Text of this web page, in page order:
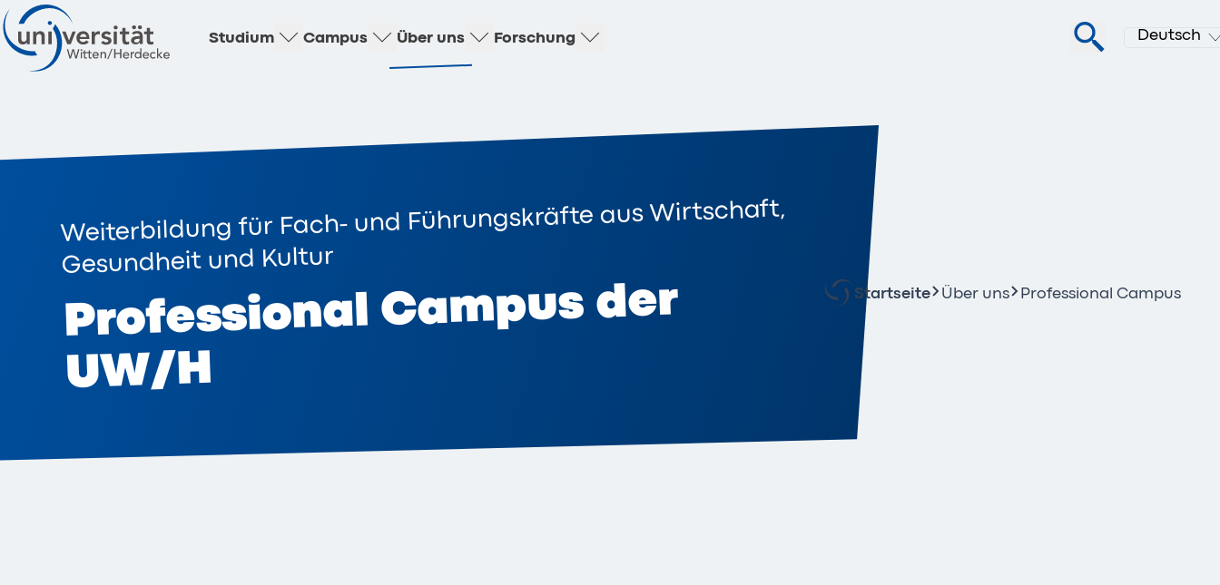
Studium Campus Über uns Forschung Deutsch
Weiterbildung für Fach- und Führungskräfte aus Wirtschaft,
Gesundheit und Kultur
Professional Campus der
UW/H
Startseite Über uns Professional Campus